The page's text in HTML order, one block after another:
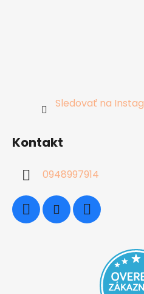
Sledovať na
Kontakt
0948997914